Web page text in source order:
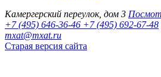
Камергерский переулок, дом 3
+7 (495) 646-36-46 +7 (495) 692-67-48‬
mxat@mxat.ru
Старая версия сайта